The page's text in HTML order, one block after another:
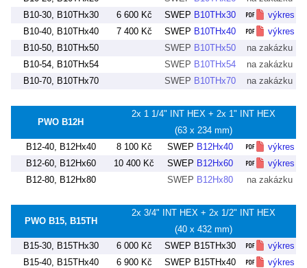
B10-30, B10THx30
6 600 Kč SWEP B10THx30
výkres
B10-40, B10THx40
7 400 Kč SWEP B10THx40
výkres
B10-50, B10THx50
SWEP B10THx50
na zakázku
B10-54, B10THx54
SWEP B10THx54
na zakázku
B10-70, B10THx70
SWEP B10THx70 na zakázku
PWO B12H
2x 1 1/4" INT HEX + 2x 1" INT HEX
(63 x 234 mm)
B12-40, B12Hx40
8 100 Kč SWEP B12Hx40
výkres
B12-60, B12Hx60
10 400 Kč SWEP B12Hx60
výkres
B12-80, B12Hx80
SWEP B12Hx80 na zakázku
PWO B15, B15TH
2x 3/4" INT HEX + 2x 1/2" INT HEX
(40 x 432 mm)
B15-30, B15THx30
6 000 Kč SWEP B15THx30
výkres
B15-40, B15THx40
6 900 Kč SWEP B15THx40 výkres